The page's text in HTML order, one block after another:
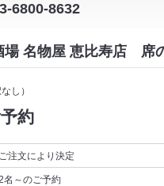
6800-8632
場 名物屋 恵比寿店 席
し）
約
ご注文により決定
名～のご予約